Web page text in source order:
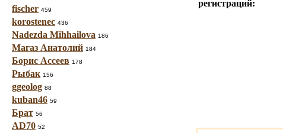
fischer 459
korostenec 436
Nadezda Mihhailova 186
Магаз Анатолий 184
Борис Ассеев 178
Рыбак 156
ggeolog 88
kuban46 59
Брат 56
AD70 52
регистраций: